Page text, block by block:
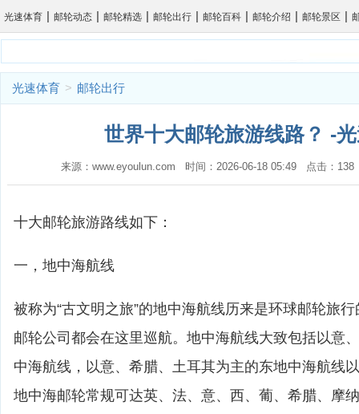
光速体育 | 邮轮动态 | 邮轮精选 | 邮轮出行 | 邮轮百科 | 邮轮介绍 | 邮轮景区 |
光速体育 > 邮轮出行
世界十大邮轮旅游线路？ -
来源：www.eyoulun.com 时间：2026-06-18 05:49 点击：
十大邮轮旅游路线如下：
一，地中海航线
被称为“古文明之旅”的地中海航线历来是环球邮轮旅
邮轮公司都会在这里巡航。地中海航线大致包括以意
中海航线，以意、希腊、土耳其为主的东地中海航线
地中海邮轮常规可达英、法、意、西、葡、希腊、摩